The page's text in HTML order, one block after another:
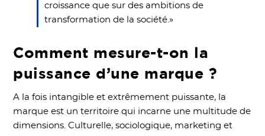
croissance que sur des ambitions de
transformation de la société.»
Comment mesure-t-on la
puissance d’une marque ?
A la fois intangible et extrêmement puissante, la
marque est un territoire qui incarne une multitude de
dimensions. Culturelle, sociologique, marketing et